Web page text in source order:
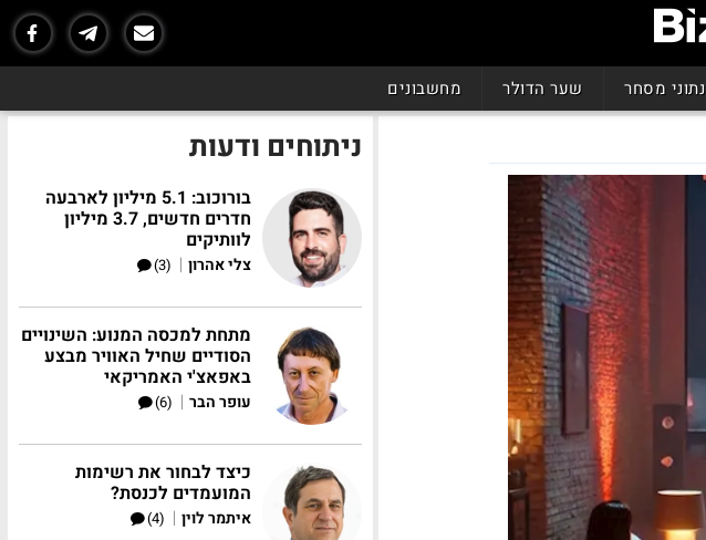
נתוני מסחר שער הדולר מחשבונים
ניתוחים ודעות
בורוכוב: 5.1 מיליון לארבעה
חדרים חדשים, 3.7 מיליון
לוותיקים
צלי אהרון |
(3)
מתחת למכסה המנוע: השינויים
הסודיים שחיל האוויר מבצע
באפאצ'י האמריקאי
עופר הבר |
(6)
כיצד לבחור את רשימות
המועמדים לכנסת?
איתמר לוין |
(4)